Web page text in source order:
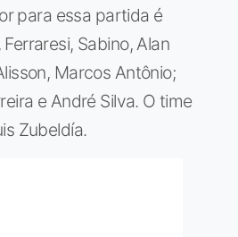
para essa partida é
Sabino, Alan
Marcos Antônio;
e André Silva. O time
Zubeldía.